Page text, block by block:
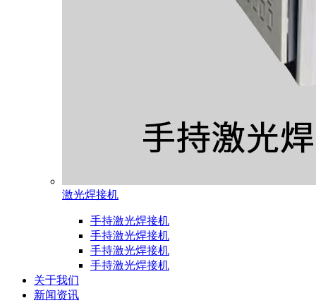
激光焊接机
手持激光焊接机
手持激光焊接机
手持激光焊接机
手持激光焊接机
关于我们
新闻资讯